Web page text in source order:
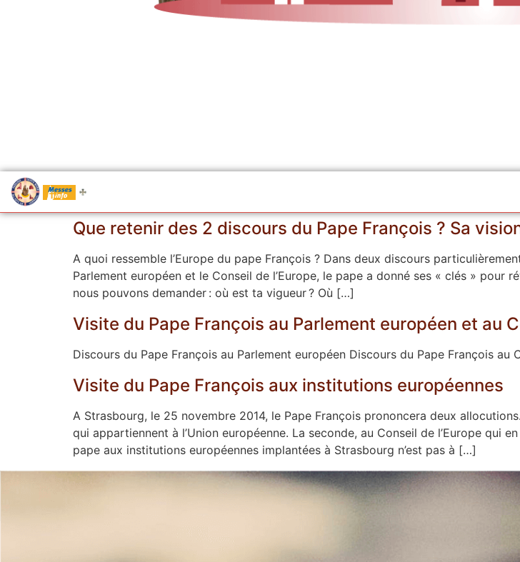
Messes
Que retenir des 2 discours du Pape François ? Sa
A quoi ressemble l’Europe du pape François ? Dans deux discours
Parlement européen et le Conseil de l’Europe, le pape a donné ses « clés » pour
nous pouvons demander : où est ta vigueur ? Où […]
Visite du Pape François au Parlement européen et au
Discours du Pape François au Parlement européen Discours du Pape François au
Visite du Pape François aux institutions européennes
A Strasbourg, le 25 novembre 2014, le Pape François prononcera deux
qui appartiennent à l’Union européenne. La seconde, au Conseil de l’Europe qui
pape aux institutions européennes implantées à Strasbourg n’est pas à […]